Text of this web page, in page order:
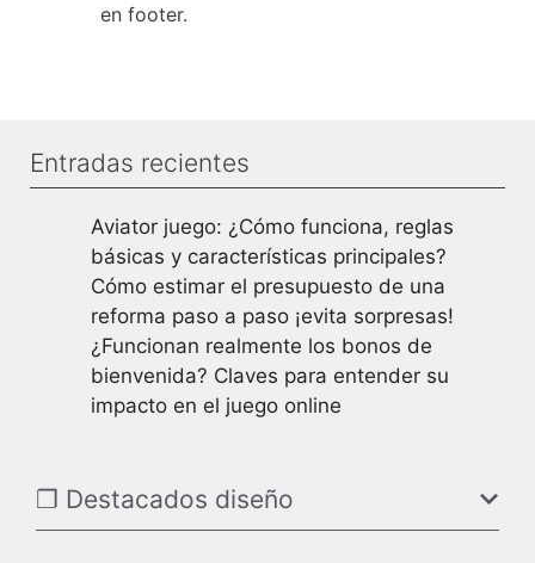
en footer.
Entradas recientes
Aviator juego: ¿Cómo funciona, reglas
básicas y características principales?
Cómo estimar el presupuesto de una
reforma paso a paso ¡evita sorpresas!
¿Funcionan realmente los bonos de
bienvenida? Claves para entender su
impacto en el juego online
❐ Destacados diseño